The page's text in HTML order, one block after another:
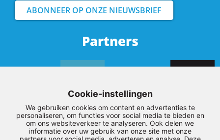
Partners
ABONNEER OP ONZE NIEUWSBRIEF
Cookie-instellingen
We gebruiken cookies om content en advertenties te
personaliseren, om functies voor social media te bieden en
om ons websiteverkeer te analyseren. Ook delen we
informatie over uw gebruik van onze site met onze